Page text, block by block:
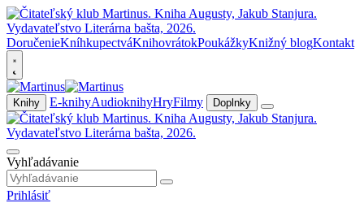
DoručenieKníhkupectváKnihovrátokPoukážkyKnižný blogKontakt
Knihy E-knihyAudioknihyHryFilmy Doplnky
Vyhľadávanie
Prihlásiť